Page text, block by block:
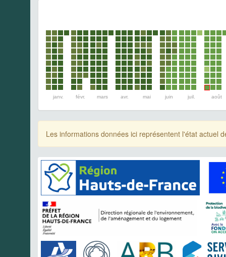
janv. févr. mars avr. mai juin juil. août
Les informations données ici représentent l'état actuel